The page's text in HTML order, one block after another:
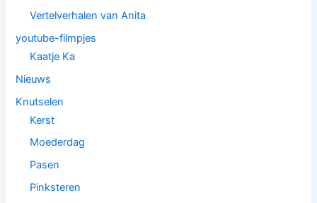
Vertelverhalen van Anita
youtube-filmpjes
Kaatje Ka
Nieuws
Knutselen
Kerst
Moederdag
Pasen
Pinksteren